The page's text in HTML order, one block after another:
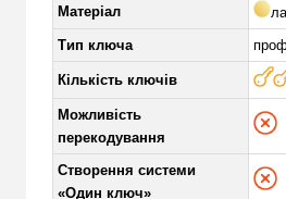
Матеріал
Тип ключа
Кількість ключів
Можливість
перекодування
Створення системи
«Один ключ»